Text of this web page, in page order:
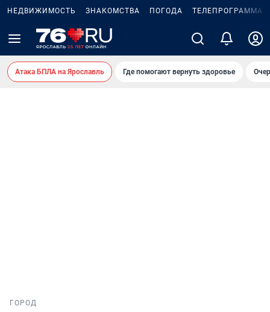
НЕДВИЖИМОСТЬ ЗНАКОМСТВА ПОГОДА ТЕЛЕПРОГРАММА
Атака БПЛА на Ярославль Где помогают вернуть здоровье
ГОРОД